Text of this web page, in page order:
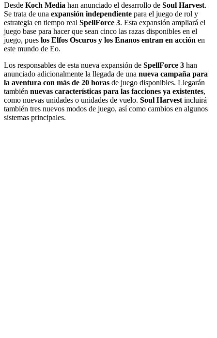
Desde Koch Media han anunciado el desarrollo de Soul Harvest.
Se trata de una expansión independiente para el juego de rol y
estrategia en tiempo real SpellForce 3. Esta expansión ampliará el
juego base para hacer que sean cinco las razas disponibles en el
juego, pues los Elfos Oscuros y los Enanos entran en acción en
este mundo de Eo.
Los responsables de esta nueva expansión de SpellForce 3 han
anunciado adicionalmente la llegada de una nueva campaña para
la aventura con más de 20 horas de juego disponibles. Llegarán
también nuevas características para las facciones ya existentes,
como nuevas unidades o unidades de vuelo. Soul Harvest incluirá
también tres nuevos modos de juego, así como cambios en algunos
sistemas principales.